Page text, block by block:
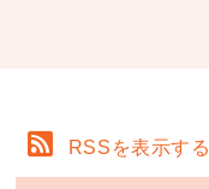
RSSを表示する